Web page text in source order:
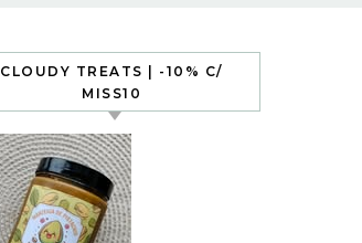
CLOUDY TREATS | -10% C/
MISS10